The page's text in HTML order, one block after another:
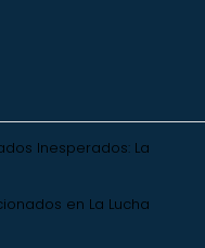
Inesperados: La
en La Lucha